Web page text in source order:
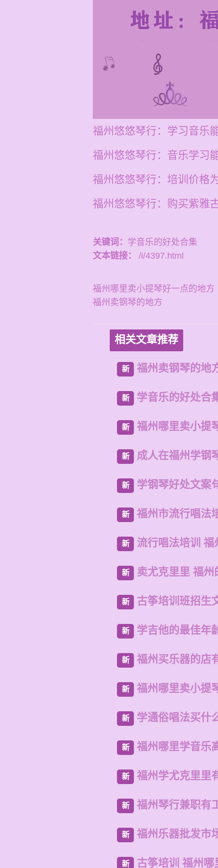
福州悠悠琴行：学习音乐
福州悠悠琴行：音乐学习
福州悠悠琴行：培训价格
福州悠悠琴行：购买紫雅
关键词： 学音乐的好处合集
文本链接：
/i/4397.html
福州哪里卖小提琴好一点的地方
福州卖钢琴的地方
相关文章推荐
新 福州卖钢琴的地
新 学音乐的好处合
新 福州哪里卖小提
新 成人在福州学钢
新 学钢琴好处文案
新 福州市流行唱法
新 流行唱法培训 福
新 卖尤克里里 福州
新 古筝培训班招生
新 学吉他的最佳年
新 福州买乐器的店
新 福州哪里卖小提
新 学通俗唱法买什
新 福州哪里学音乐
新 福州学尤克里里
新 福州琴行兼职有
新 福州乐器批发市
新 古筝培训 福州哪